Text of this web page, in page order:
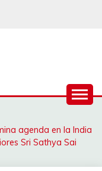
agenda en la India
Sri Sathya Sai